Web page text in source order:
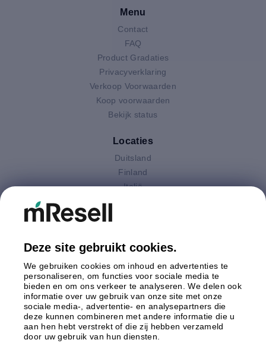
Menu
Contact
FAQ
Product Gradaties
Privacyverklaring
Verkoop Voorwaarden
Koop voorwaarden
Bekijk status
Locaties
Duitsland
Finland
Italië
Spanje
Zweden
Betaling
Deze site gebruikt cookies.
We gebruiken cookies om inhoud en advertenties te
personaliseren, om functies voor sociale media te
bieden en om ons verkeer te analyseren. We delen ook
informatie over uw gebruik van onze site met onze
sociale media-, advertentie- en analysepartners die
deze kunnen combineren met andere informatie die u
aan hen hebt verstrekt of die zij hebben verzameld
door uw gebruik van hun diensten.